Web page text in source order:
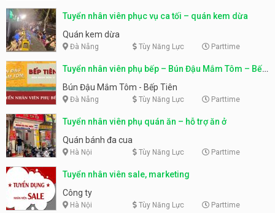
Tuyển nhân viên phục vụ ca tối – quán kem dừa
Quán kem dừa
Đà Nẵng Tùy Năng Lực Parttime
Tuyển nhân viên phụ bếp – Bún Đậu Mắm Tôm – Bếp
Tiên
Bún Đậu Mắm Tôm - Bếp Tiên
Đà Nẵng Tùy Năng Lực Parttime
Tuyển nhân viên phụ quán ăn – hỗ trợ ăn ở
Quán bánh đa cua
Hà Nội Tùy Năng Lực Parttime
Tuyển nhân viên sale, marketing
Công ty
Hà Nội Tùy Năng Lực Parttime